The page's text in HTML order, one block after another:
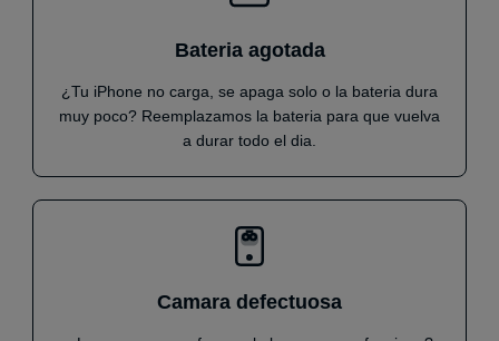
Bateria agotada
¿Tu iPhone no carga, se apaga solo o la bateria dura
muy poco? Reemplazamos la bateria para que vuelva
a durar todo el dia.
Camara defectuosa